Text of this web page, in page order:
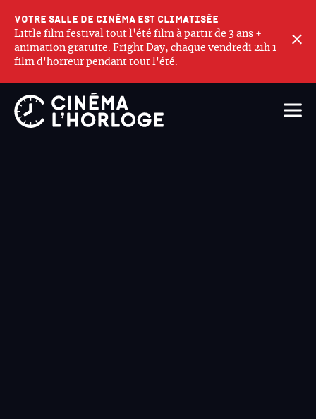
Votre salle de cinéma est climatisée
Little film festival tout l'été film à partir de 3 ans +
animation gratuite. Fright Day, chaque vendredi 21h 1
film d'horreur pendant tout l'été.